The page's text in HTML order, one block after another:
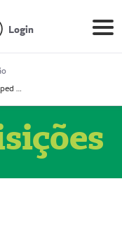
Login
Prestador Oncoped Serviços Médicos (51004335-0)